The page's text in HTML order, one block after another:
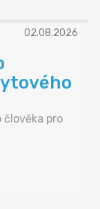
02.08.2026
člověka pro